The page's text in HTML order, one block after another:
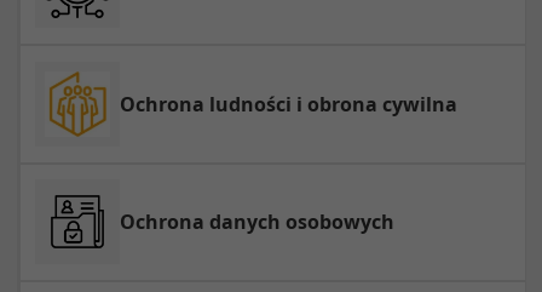
Ochrona ludności i obrona cywilna
Ochrona danych osobowych